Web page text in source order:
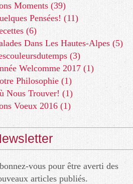
Moments (39)
Pensées! (11)
(6)
Dans Les Hautes-Alpes (5)
(3)
Welcomme 2017 (1)
Philosophie (1)
Nous Trouver! (1)
Voeux 2016 (1)
vous pour être averti des
articles publiés.